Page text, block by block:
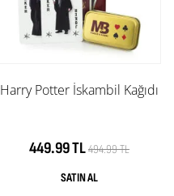
Harry Potter İskambil Kağıdı
449.99 TL494.99 TL